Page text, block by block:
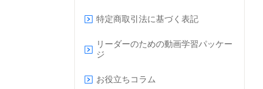
特定商取引法に基づく表記
リーダーのための動画学習パッケー
ジ
お役立ちコラム